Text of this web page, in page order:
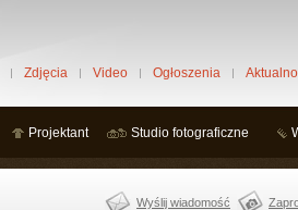
Zdjęcia Video Ogłoszenia
Projektant Studio fotograficzne
Wyślij wiadomość